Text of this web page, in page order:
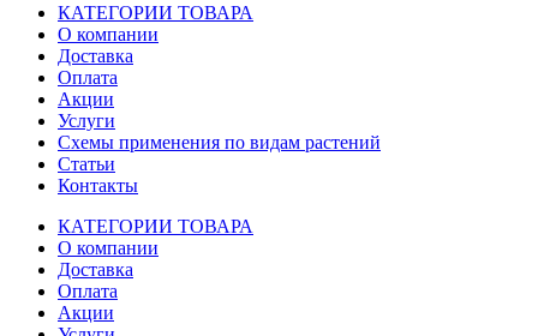
КАТЕГОРИИ ТОВАРА
О компании
Доставка
Оплата
Акции
Услуги
Схемы применения по видам растений
Статьи
Контакты
КАТЕГОРИИ ТОВАРА
О компании
Доставка
Оплата
Акции